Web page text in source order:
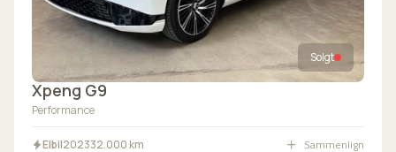
Solgt
Xpeng G9
Performance
Elbil202332.000 km Sammenlign